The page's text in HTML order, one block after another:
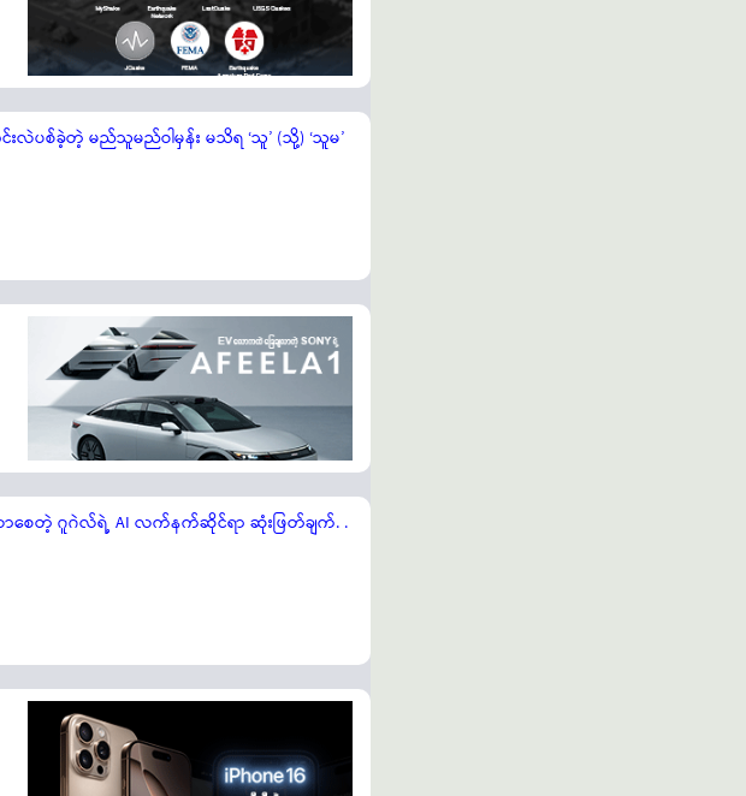
င်းလဲပစ်ခဲ့တဲ့ မည်သူမည်ဝါမှန်း မသိရ ‘သူ’ (သို့) ‘သူမ’
ာစေတဲ့ ဂူဂဲလ်ရဲ့ AI လက်နက်ဆိုင်ရာ ဆုံးဖြတ်ချက်. .